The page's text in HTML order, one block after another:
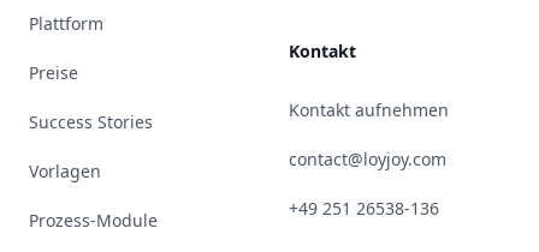
Plattform
Preise
Success Stories
Vorlagen
Prozess-Module
Kontakt
Kontakt aufnehmen
contact@loyjoy.com
+49 251 26538-136